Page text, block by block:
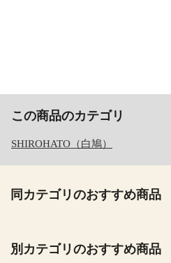
この商品のカテゴリ
SHIROHATO（白鳩）
同カテゴリのおすすめ商品
別カテゴリのおすすめ商品